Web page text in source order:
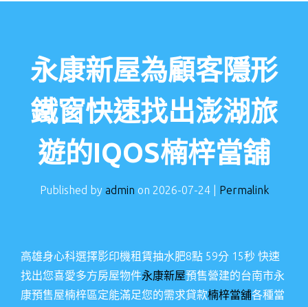
永康新屋為顧客隱形
鐵窗快速找出澎湖旅
遊的IQOS楠梓當舖
Published by admin on 2026-07-24| Permalink
高雄身心科選擇影印機租賃抽水肥8點 59分 15秒 快速
找出您喜愛多方房屋物件永康新屋預售營建的台南市永
康預售屋楠梓區定能滿足您的需求貸款楠梓當舖各種當